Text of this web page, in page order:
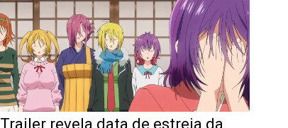
Trailer revela data de estreia da